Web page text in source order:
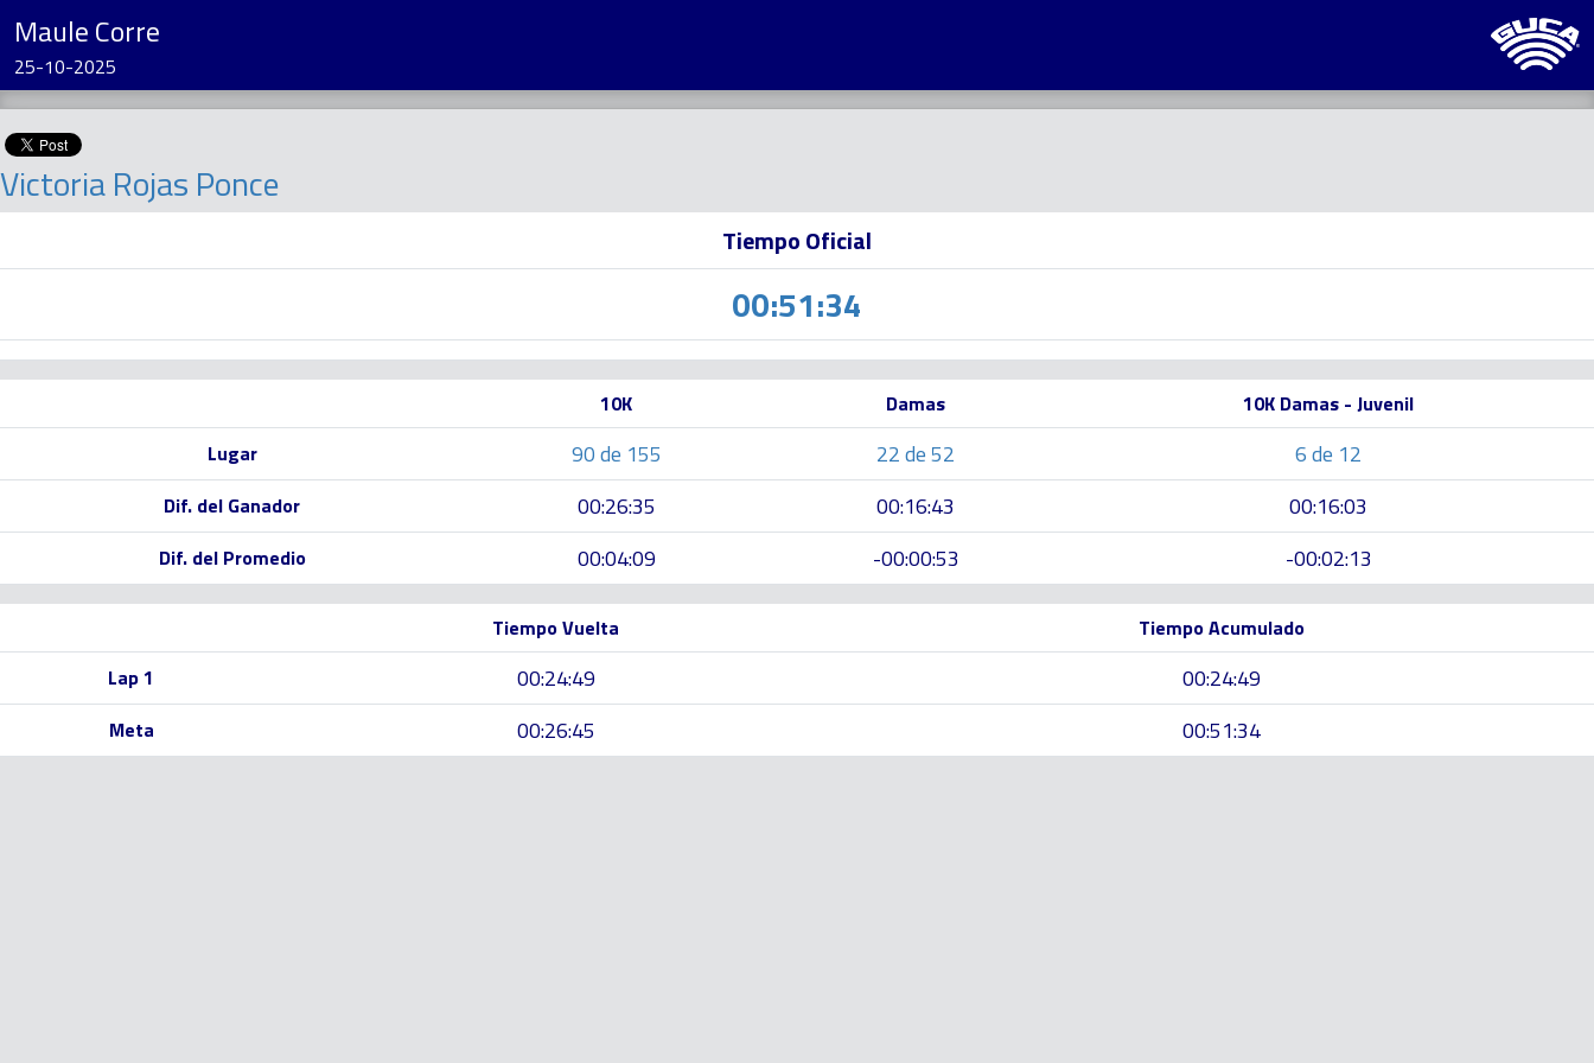
Maule Corre
25-10-2025
Victoria Rojas Ponce
Tiempo Oficial
00:51:34
10K Damas
10K Damas - Juvenil
Lugar
90 de 155 22 de 52 6 de 12
Dif. del Ganador 00:26:35 00:16:43 00:16:03
Dif. del Promedio 00:04:09 -00:00:53 -00:02:13
Tiempo Vuelta
Tiempo Acumulado
Lap 1
00:24:49 00:24:49
Meta 00:26:45 00:51:34